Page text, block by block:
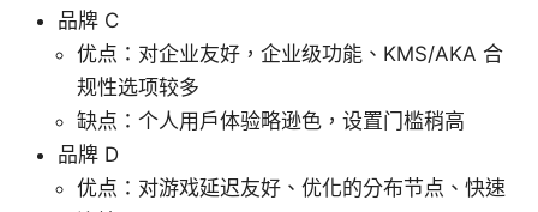
品牌 C
优点：对企业友好，企业级功能、KMS/AKA 合
规性选项较多
缺点：个人用户体验略逊色，设置门槛稍高
品牌 D
优点：对游戏延迟友好、优化的分布节点、快速